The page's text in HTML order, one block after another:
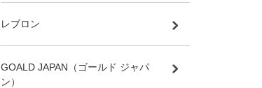
レブロン
GOALD JAPAN（ゴールド ジャパ
ン）